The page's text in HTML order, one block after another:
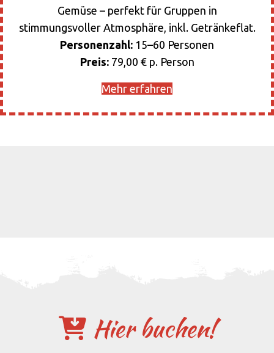
Gemüse – perfekt für Gruppen in
stimmungsvoller Atmosphäre, inkl. Getränkeflat.
Personenzahl: 15–60 Personen
Preis:79,00 € p. Person
Mehr erfahren
Hier buchen!